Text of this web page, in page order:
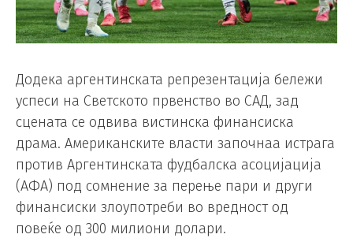
Додека аргентинската репрезентација бележи
успеси на Светското првенство во САД, зад
сцената се одвива вистинска финансиска
драма. Американските власти започнаа истрага
против Аргентинската фудбалска асоцијација
(АФА) под сомнение за перење пари и други
финансиски злоупотреби во вредност од
повеќе од 300 милиони долари.